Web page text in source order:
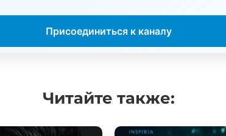
Присоединиться к каналу
Читайте также: